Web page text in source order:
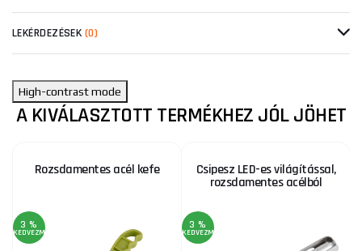
LEKÉRDEZÉSEK (0)
High-contrast mode
A KIVÁLASZTOTT TERMÉKHEZ JÓL JÖHET
Rozsdamentes acél kefe
3 %
KEDVEZMÉNY
Csipesz LED-es világítással,
rozsdamentes acélból
3 %
KEDVEZMÉNY